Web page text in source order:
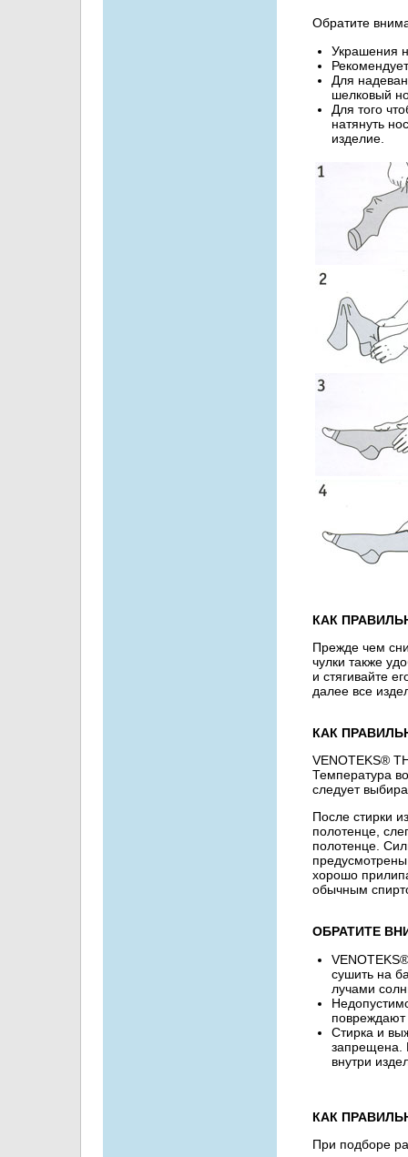
Обратите
Украшения
Для
шелковый
Для того
натянуть
изделие.
КАК
Прежде чем
чулки также
и стягивайте
далее все
КАК
VENOTEKS®
Температура
следует
После стирки
полотенце,
полотенце.
хорошо
обычным
ОБРАТИТЕ
сушить на
лучами
повреждают
Стирка и
запрещена.
внутри
КАК
При подборе